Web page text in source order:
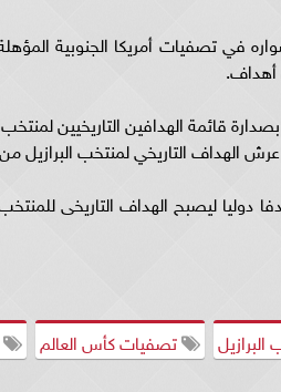
أهداف.
عرش الهداف التاريخي لمنتخب البرازيل
نيمار فى رصيده 79 هدفا دوليا ليصبح الهداف
تصفيات كأس العالم